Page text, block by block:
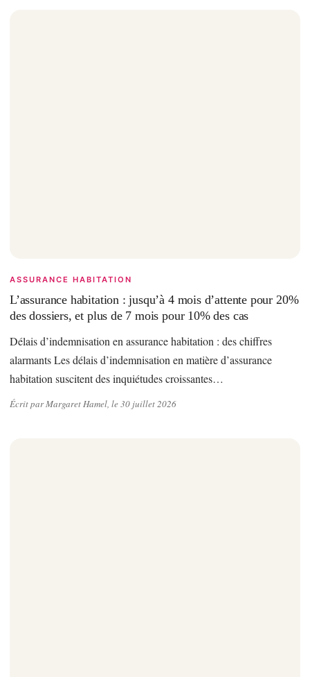
ASSURANCE HABITATION
L’assurance habitation : jusqu’à 4 mois d’attente pour 20%
des dossiers, et plus de 7 mois pour 10% des cas
Délais d’indemnisation en assurance habitation : des chiffres
alarmants Les délais d’indemnisation en matière d’assurance
habitation suscitent des inquiétudes croissantes…
Écrit par Margaret Hamel, le 30 juillet 2026